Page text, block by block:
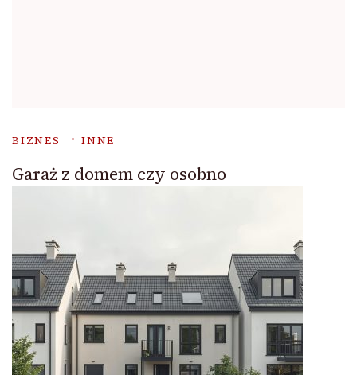
BIZNES INNE
Garaż z domem czy osobno